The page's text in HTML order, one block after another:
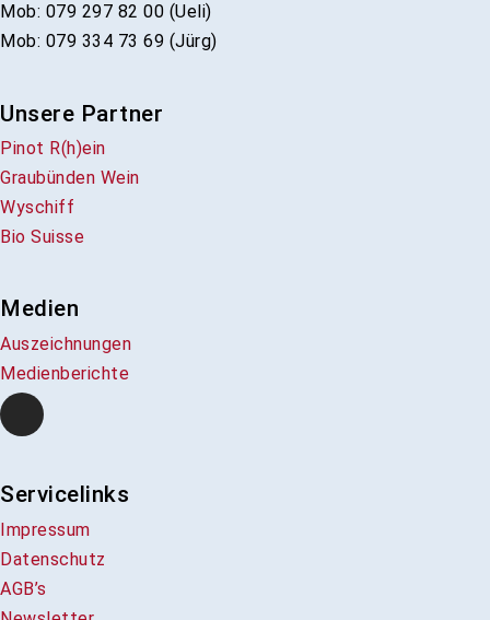
Mob: 079 297 82 00 (Ueli)
Mob: 079 334 73 69 (Jürg)
Unsere Partner
Pinot R(h)ein
Graubünden Wein
Wyschiff
Bio Suisse
Medien
Auszeichnungen
Medienberichte
Servicelinks
Impressum
Datenschutz
AGB’s